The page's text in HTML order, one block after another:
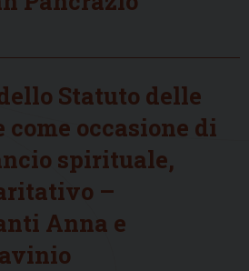
Statuto delle
occasione di
spirituale,
–
Anna e